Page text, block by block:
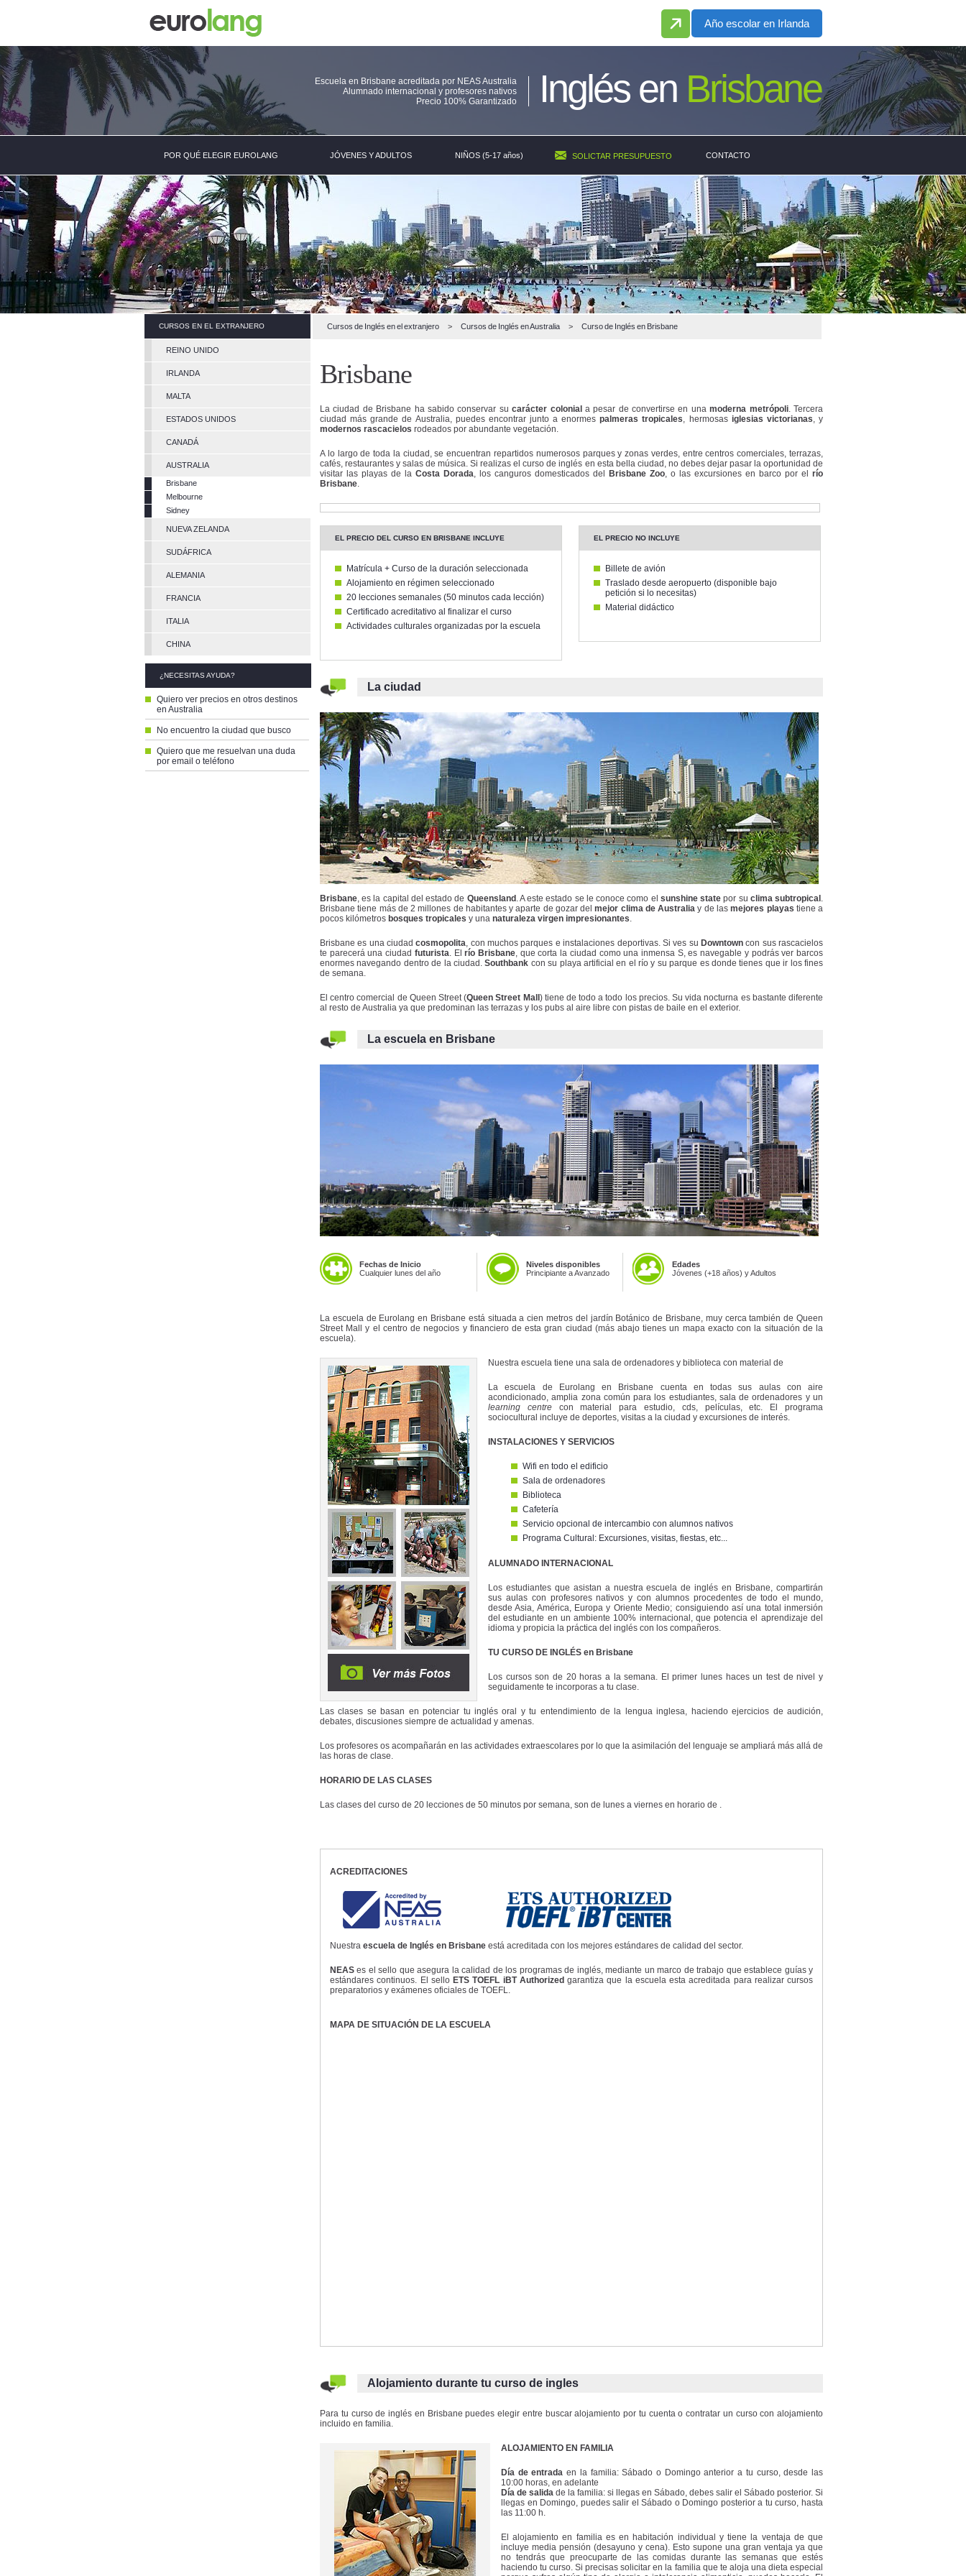
Año escolar en Irlanda
Inglés en Brisbane
Escuela en Brisbane acreditada por NEAS Australia
Alumnado internacional y profesores nativos
Precio 100% Garantizado
POR QUÉ ELEGIR EUROLANG JÓVENES Y ADULTOS NIÑOS (5-17 años) SOLICTAR PRESUPUESTO CONTACTO
Cursos de Inglés en el extranjero > Cursos de Inglés enAustralia > Curso de Inglés en Brisbane
Brisbane
La ciudad de Brisbane ha sabido conservar sucarácter colonial a pesar de convertirse en unamoderna metrópoli. Tercera
ciudad más grande de Australia, puedes encontrar junto a enormespalmeras tropicales, hermosas iglesias victorianas, y
modernos rascacielos rodeados por abundante vegetación.
A lo largo de toda la ciudad, se encuentran repartidos numerosos parques y zonas verdes, entre centros comerciales, terrazas,
cafés, restaurantes y salas de música. Si realizas el curso de inglés en esta bella ciudad, no debes dejar pasar la oportunidad de
visitar las playas de la Costa Dorada, los canguros domesticados del Brisbane Zoo, o las excursiones en barco por el río
Brisbane.
EL PRECIO DEL CURSO EN BRISBANE INCLUYE
Matrícula + Curso de la duración seleccionada
Alojamiento en régimen seleccionado
20 lecciones semanales (50 minutos cada lección)
Certificado acreditativo al finalizar el curso
Actividades culturales organizadas por la escuela
EL PRECIO NO INCLUYE
Billete de avión
Traslado desde aeropuerto (disponible bajo
petición si lo necesitas)
Material didáctico
La ciudad
Brisbane, es la capital del estado de Queensland . A este estado se le conoce como el sunshine state por su clima subtropical .
Brisbane tiene más de 2 millones de habitantes y aparte de gozar delmejor clima de Australia y de lasmejores playas tiene a
pocos kilómetros bosques tropicales y una naturaleza virgen impresionantes.
Brisbane es una ciudadcosmopolita, con muchos parques e instalaciones deportivas. Si ves su Downtowncon sus rascacielos
te parecerá una ciudad futurista. Elrío Brisbane, que corta la ciudad como una inmensa S, es navegable y podrás ver barcos
enormes navegando dentro de la ciudad.Southbank con su playa artificial en el río y su parque es donde tienes que ir los fines
de semana.
El centro comercial de Queen Street (Queen Street Mall ) tiene de todo a todo los precios. Su vida nocturna es bastante diferente
al resto de Australia ya que predominan las terrazas y los pubs al aire libre con pistas de baile en el exterior.
La escuela en Brisbane
Fechas de Inicio
Cualquier lunes del año
Niveles disponibles
Principiante a Avanzado
Edades
Jóvenes (+18 años) y Adultos
La escuela de Eurolang en Brisbane está situada a cien metros del jardín Botánico de Brisbane, muy cerca también de Queen
Street Mall y el centro de negocios y financiero de esta gran ciudad (más abajo tienes un mapa exacto con la situación de la
escuela).
Nuestra escuela tiene una sala de ordenadores y biblioteca con material de
La escuela de Eurolang en Brisbane cuenta en todas sus aulas con aire
acondicionado, amplia zona común para los estudiantes, sala de ordenadores y un
learning centre con material para estudio, cds, películas, etc. El programa
sociocultural incluye de deportes, visitas a la ciudad y excursiones de interés.
INSTALACIONES Y SERVICIOS
Wifi en todo el edificio
Sala de ordenadores
Biblioteca
Cafetería
Servicio opcional de intercambio con alumnos nativos
Programa Cultural: Excursiones, visitas, fiestas, etc...
ALUMNADO INTERNACIONAL
Los estudiantes que asistan a nuestra escuela de inglés en Brisbane, compartirán
sus aulas con profesores nativos y con alumnos procedentes de todo el mundo,
desde Asia, América, Europa y Oriente Medio; consiguiendo así una total inmersión
del estudiante en un ambiente 100% internacional, que potencia el aprendizaje del
idioma y propicia la práctica del inglés con los compañeros.
TU CURSO DE INGLÉS en Brisbane
Los cursos son de 20 horas a la semana. El primer lunes haces un test de nivel y
seguidamente te incorporas a tu clase.
Las clases se basan en potenciar tu inglés oral y tu entendimiento de la lengua inglesa, haciendo ejercicios de audición,
debates, discusiones siempre de actualidad y amenas.
Los profesores os acompañarán en las actividades extraescolares por lo que la asimilación del lenguaje se ampliará más allá de
las horas de clase.
HORARIO DE LAS CLASES
Las clases del curso de 20 lecciones de 50 minutos por semana, son de lunes a viernes en horario de .
ACREDITACIONES
Nuestra escuela de Inglés en Brisbane está acreditada con los mejores estándares de calidad del sector.
NEAS es el sello que asegura la calidad de los programas de inglés, mediante un marco de trabajo que establece guías y
estándares continuos. El sello ETS TOEFL iBT Authorized garantiza que la escuela esta acreditada para realizar cursos
preparatorios y exámenes oficiales de TOEFL.
MAPA DE SITUACIÓN DE LA ESCUELA
Alojamiento durante tu curso de ingles
Para tu curso de inglés en Brisbane puedes elegir entre buscar alojamiento por tu cuenta o contratar un curso con alojamiento
incluido en familia.
ALOJAMIENTO EN FAMILIA
Día de entrada en la familia: Sábado o Domingo anterior a tu curso, desde las
10:00 horas, en adelante
Día de salida de la familia: si llegas en Sábado, debes salir el Sábado posterior. Si
llegas en Domingo, puedes salir el Sábado o Domingo posterior a tu curso, hasta
las 11:00 h.
El alojamiento en familia es en habitación individual y tiene la ventaja de que
incluye media pensión (desayuno y cena). Esto supone una gran ventaja ya que
no tendrás que preocuparte de las comidas durante las semanas que estés
haciendo tu curso. Si precisas solicitar en la familia que te aloja una dieta especial
CURSOS EN EL EXTRANJERO
REINO UNIDO
IRLANDA
MALTA
ESTADOS UNIDOS
CANADÁ
AUSTRALIA
Brisbane
Melbourne
Sidney
NUEVA ZELANDA
SUDÁFRICA
ALEMANIA
FRANCIA
ITALIA
CHINA
¿NECESITAS AYUDA?
Quiero ver precios en otros destinos
en Australia
No encuentro la ciudad que busco
Quiero que me resuelvan una duda
por email o teléfono